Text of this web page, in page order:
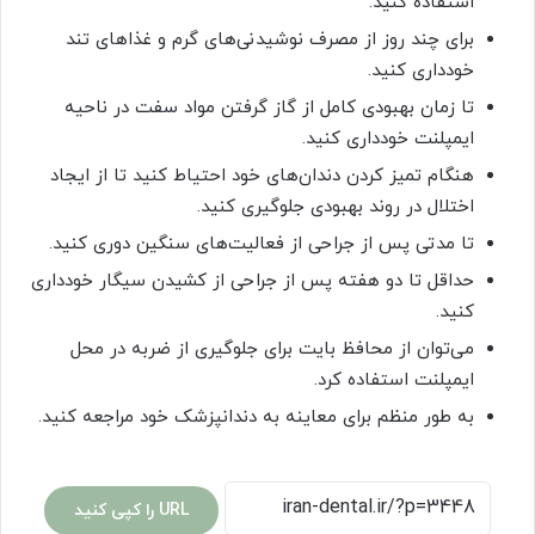
برای چند روز از مصرف نوشیدنی‌های گرم و غذاهای تند
خودداری کنید.
تا زمان بهبودی کامل از گاز گرفتن مواد سفت در ناحیه
ایمپلنت خودداری کنید.
هنگام تمیز کردن دندان‌های خود احتیاط کنید تا از ایجاد
اختلال در روند بهبودی جلوگیری کنید.
تا مدتی پس از جراحی از فعالیت‌های سنگین دوری کنید.
حداقل تا دو هفته پس از جراحی از کشیدن سیگار خودداری
کنید.
می‌توان از محافظ بایت برای جلوگیری از ضربه در محل
ایمپلنت استفاده کرد.
به طور منظم برای معاینه به دندانپزشک خود مراجعه کنید.
URL را کپی کنید